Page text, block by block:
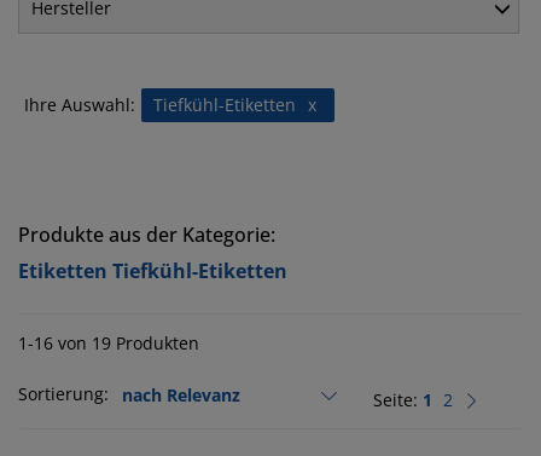
Hersteller
Ihre Auswahl: x
Tiefkühl-Etiketten
Produkte aus der Kategorie:
Etiketten Tiefkühl-Etiketten
1-16 von 19 Produkten
Sortierung: Seite: 1 2